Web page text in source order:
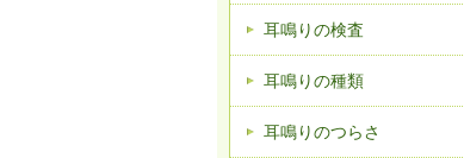
耳鳴りの検査
耳鳴りの種類
耳鳴りのつらさ